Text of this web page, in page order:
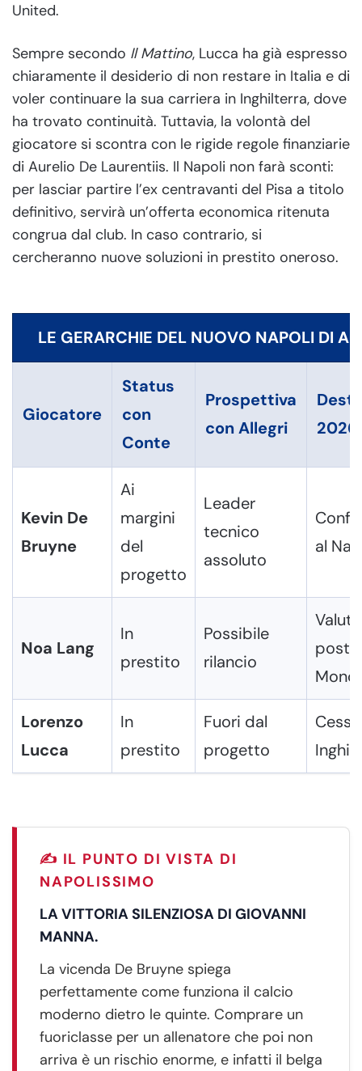
United.
Sempre secondo Il Mattino, Lucca ha già espresso
chiaramente il desiderio di non restare in Italia e di
voler continuare la sua carriera in Inghilterra, dove
ha trovato continuità. Tuttavia, la volontà del
giocatore si scontra con le rigide regole finanziarie
di Aurelio De Laurentiis. Il Napoli non farà sconti:
per lasciar partire l’ex centravanti del Pisa a titolo
definitivo, servirà un’offerta economica ritenuta
congrua dal club. In caso contrario, si
cercheranno nuove soluzioni in prestito oneroso.
LE GERARCHIE DEL NUOVO NAPOLI DI
Giocatore
Status
con
Conte
Prospettiva
con Allegri
Kevin De
Bruyne
Ai
margini
del
progetto
Leader
tecnico
assoluto
al
Noa Lang
In
prestito
Possibile
rilancio
post-
Lorenzo
Lucca
In
prestito
Fuori dal
progetto
✍️ IL PUNTO DI VISTA DI
NAPOLISSIMO
LA VITTORIA SILENZIOSA DI GIOVANNI
MANNA.
La vicenda De Bruyne spiega
perfettamente come funziona il calcio
moderno dietro le quinte. Comprare un
fuoriclasse per un allenatore che poi non
arriva è un rischio enorme, e infatti il belga